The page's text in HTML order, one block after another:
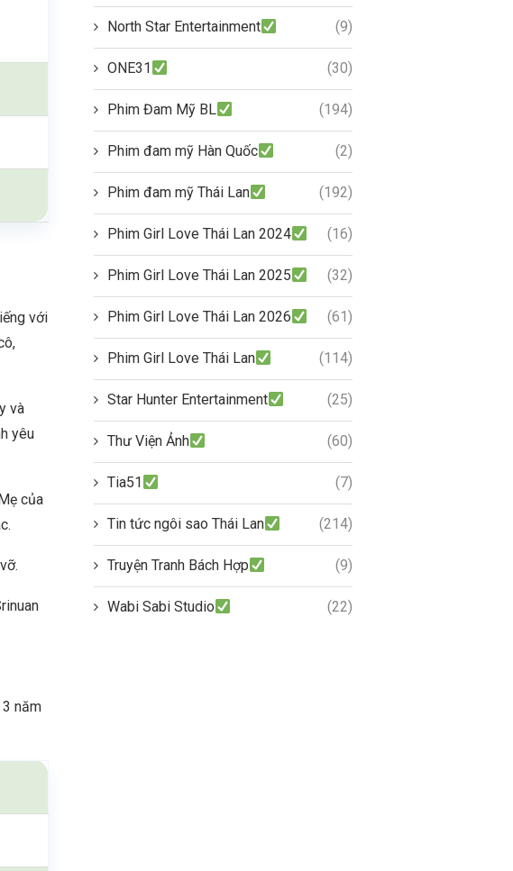
với
và
yêu
của
năm
North Star Entertainment (9)
ONE31 (30)
Phim Đam Mỹ BL (194)
Phim đam mỹ Hàn Quốc (2)
Phim đam mỹ Thái Lan (192)
Phim Girl Love Thái Lan 2024 (16)
Phim Girl Love Thái Lan 2025 (32)
Phim Girl Love Thái Lan 2026 (61)
Phim Girl Love Thái Lan (114)
Star Hunter Entertainment (25)
Thư Viện Ảnh (60)
Tia51 (7)
Tin tức ngôi sao Thái Lan (214)
Truyện Tranh Bách Hợp (9)
Wabi Sabi Studio (22)